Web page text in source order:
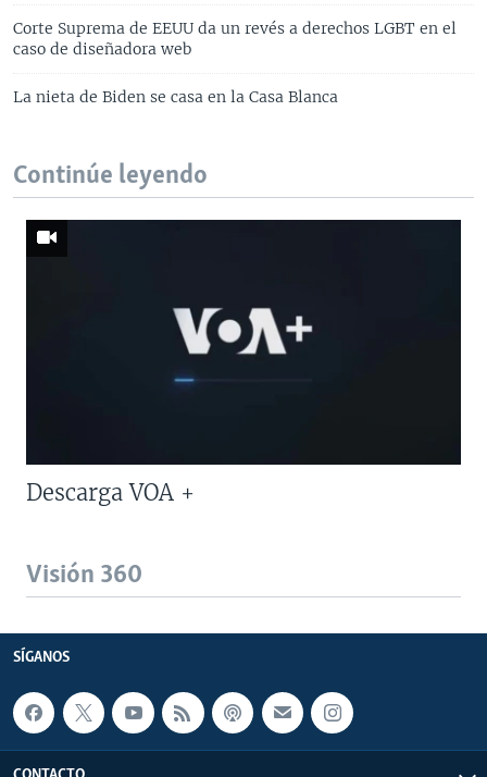
Corte Suprema de EEUU da un revés a derechos LGBT en el
caso de diseñadora web
La nieta de Biden se casa en la Casa Blanca
Continúe leyendo
Descarga VOA +
Visión 360
SÍGANOS